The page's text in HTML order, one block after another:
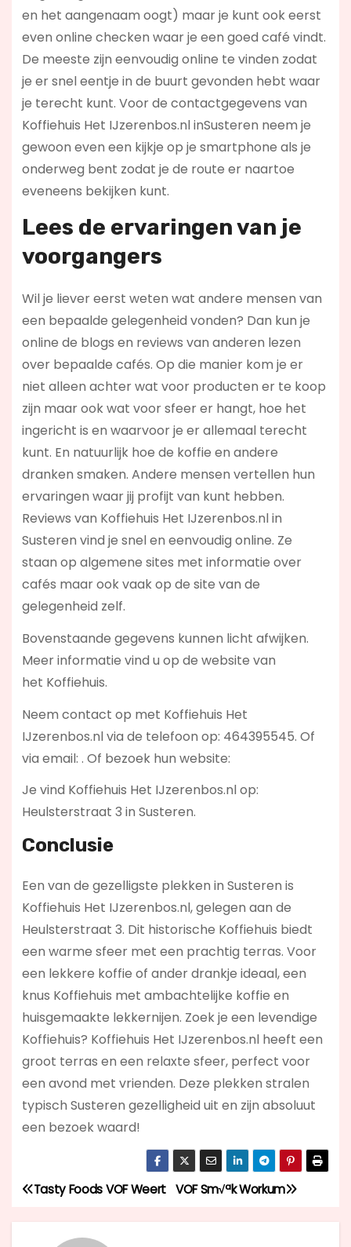
en het aangenaam oogt) maar je kunt ook eerst
even online checken waar je een goed café vindt.
De meeste zijn eenvoudig online te vinden zodat
je er snel eentje in de buurt gevonden hebt waar
je terecht kunt. Voor de contactgegevens van
Koffiehuis Het IJzerenbos.nl inSusteren neem je
gewoon even een kijkje op je smartphone als je
onderweg bent zodat je de route er naartoe
eveneens bekijken kunt.
Lees de ervaringen van je
voorgangers
Wil je liever eerst weten wat andere mensen van
een bepaalde gelegenheid vonden? Dan kun je
online de blogs en reviews van anderen lezen
over bepaalde cafés. Op die manier kom je er
niet alleen achter wat voor producten er te koop
zijn maar ook wat voor sfeer er hangt, hoe het
ingericht is en waarvoor je er allemaal terecht
kunt. En natuurlijk hoe de koffie en andere
dranken smaken. Andere mensen vertellen hun
ervaringen waar jij profijt van kunt hebben.
Reviews van Koffiehuis Het IJzerenbos.nl in
Susteren vind je snel en eenvoudig online. Ze
staan op algemene sites met informatie over
cafés maar ook vaak op de site van de
gelegenheid zelf.
Bovenstaande gegevens kunnen licht afwijken.
Meer informatie vind u op de website van
het Koffiehuis.
Neem contact op met Koffiehuis Het
IJzerenbos.nl via de telefoon op: 464395545. Of
via email: . Of bezoek hun website:
Je vind Koffiehuis Het IJzerenbos.nl op:
Heulsterstraat 3 in Susteren.
Conclusie
Een van de gezelligste plekken in Susteren is
Koffiehuis Het IJzerenbos.nl, gelegen aan de
Heulsterstraat 3. Dit historische Koffiehuis biedt
een warme sfeer met een prachtig terras. Voor
een lekkere koffie of ander drankje ideaal, een
knus Koffiehuis met ambachtelijke koffie en
huisgemaakte lekkernijen. Zoek je een levendige
Koffiehuis? Koffiehuis Het IJzerenbos.nl heeft een
groot terras en een relaxte sfeer, perfect voor
een avond met vrienden. Deze plekken stralen
typisch Susteren gezelligheid uit en zijn absoluut
een bezoek waard!
B
e
VOF Sm√ªk Workum
Tasty Foods VOF Weert